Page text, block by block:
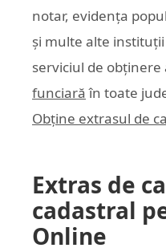
notar, evidența
și multe alte
serviciul de obținere
funciară în toate
Obține extrasul de
Extras de
cadastral
Online